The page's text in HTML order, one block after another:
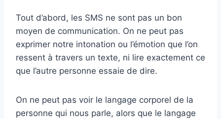
Tout d’abord, les SMS ne sont pas un bon
moyen de communication. On ne peut pas
exprimer notre intonation ou l’émotion que l’on
ressent à travers un texte, ni lire exactement ce
que l’autre personne essaie de dire.
On ne peut pas voir le langage corporel de la
personne qui nous parle, alors que le langage